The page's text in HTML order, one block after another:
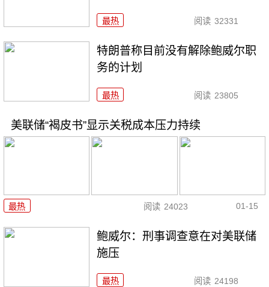
最热 阅读 32331
特朗普称目前没有解除鲍威尔职
务的计划
最热 阅读 23805
美联储“褐皮书”显示关税成本压力持续
最热 阅读 24023 01-15
鲍威尔：刑事调查意在对美联储
施压
最热 阅读 24198